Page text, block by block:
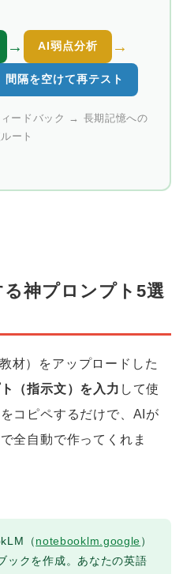
→ AI弱点分析 →
間隔を空けて再テスト
ードバック → 長期記憶への
ート
神プロンプト5選
材）をアップロードした
（指示文）を入力 して使
コピペするだけで、AIが
全自動で作ってくれま
（notebooklm.google）
ックを作成。あなたの英語